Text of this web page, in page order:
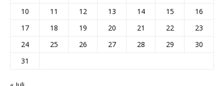
10
11 12 13 14 15
16
17
18 19 20 21 22
23
24
25 26 27 28 29
30
31